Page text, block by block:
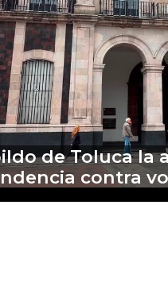
relaciones
de Pedro